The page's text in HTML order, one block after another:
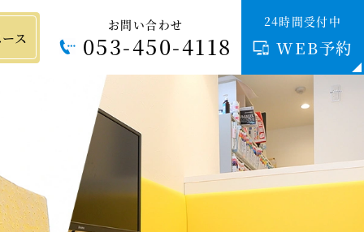
ス
お問い合わせ
053-450-4118
24時間受付中
WEB予約